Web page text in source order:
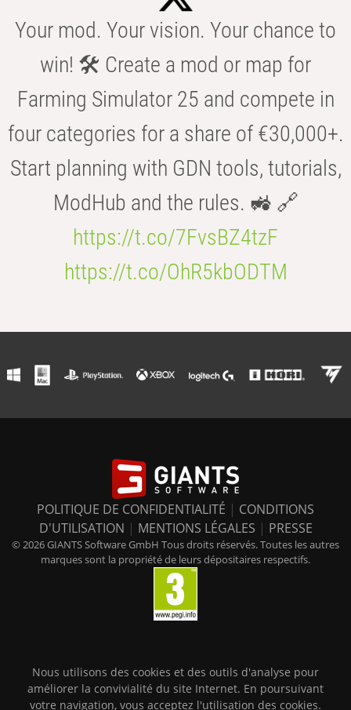
Your mod. Your vision. Your chance to
win! 🛠️ Create a mod or map for
Farming Simulator 25 and compete in
four categories for a share of €30,000+.
Start planning with GDN tools, tutorials,
ModHub and the rules. 🚜 🔗
https://t.co/7FvsBZ4tzF
https://t.co/OhR5kbODTM
POLITIQUE DE CONFIDENTIALITÉ | CONDITIONS
D'UTILISATION | MENTIONS LÉGALES | PRESSE
© 2026 GIANTS Software GmbH Tous droits réservés. Toutes les autres
marques sont la propriété de leurs dépositaires respectifs.
Nous utilisons des cookies et des outils d'analyse pour
améliorer la convivialité du site Internet. En poursuivant
votre navigation, vous acceptez l'utilisation des cookies.